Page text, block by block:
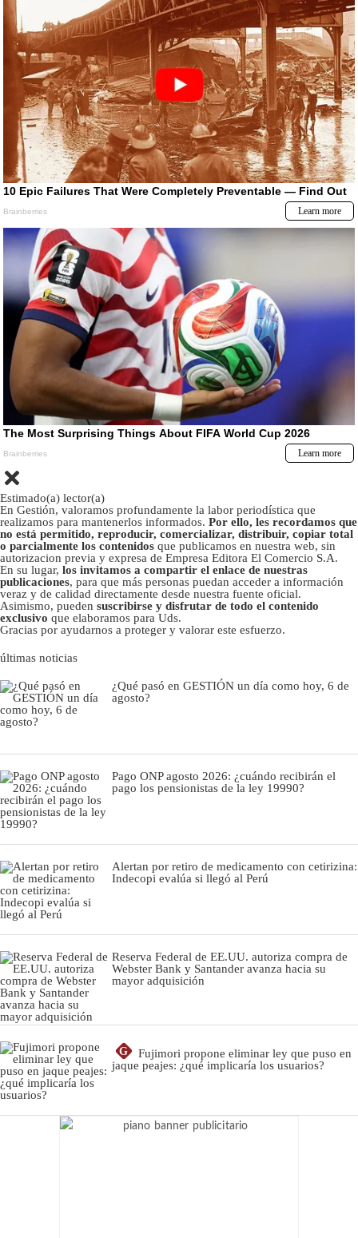
Estimado(a) lector(a)
En Gestión, valoramos profundamente la labor periodística que
realizamos para mantenerlos informados. Por ello, les recordamos que
no está permitido, reproducir, comercializar, distribuir, copiar total
o parcialmente los contenidos que publicamos en nuestra web, sin
autorizacion previa y expresa de Empresa Editora El Comercio S.A.
En su lugar, los invitamos a compartir el enlace de nuestras
publicaciones, para que más personas puedan acceder a información
veraz y de calidad directamente desde nuestra fuente oficial.
Asimismo, pueden suscribirse y disfrutar de todo el contenido
exclusivo que elaboramos para Uds.
Gracias por ayudarnos a proteger y valorar este esfuerzo.
últimas noticias
¿Qué pasó en GESTIÓN un día como hoy, 6 de
agosto?
Pago ONP agosto 2026: ¿cuándo recibirán el
pago los pensionistas de la ley 19990?
Alertan por retiro de medicamento con cetirizina:
Indecopi evalúa si llegó al Perú
Reserva Federal de EE.UU. autoriza compra de
Webster Bank y Santander avanza hacia su
mayor adquisición
G
Fujimori propone eliminar ley que puso en
jaque peajes: ¿qué implicaría los usuarios?